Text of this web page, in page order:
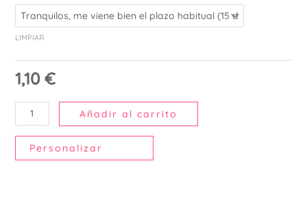
LIMPIAR
1,10 €
Añadir al carrito
Personalizar